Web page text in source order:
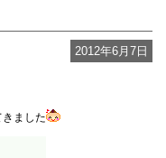
2012年6月7日
ました